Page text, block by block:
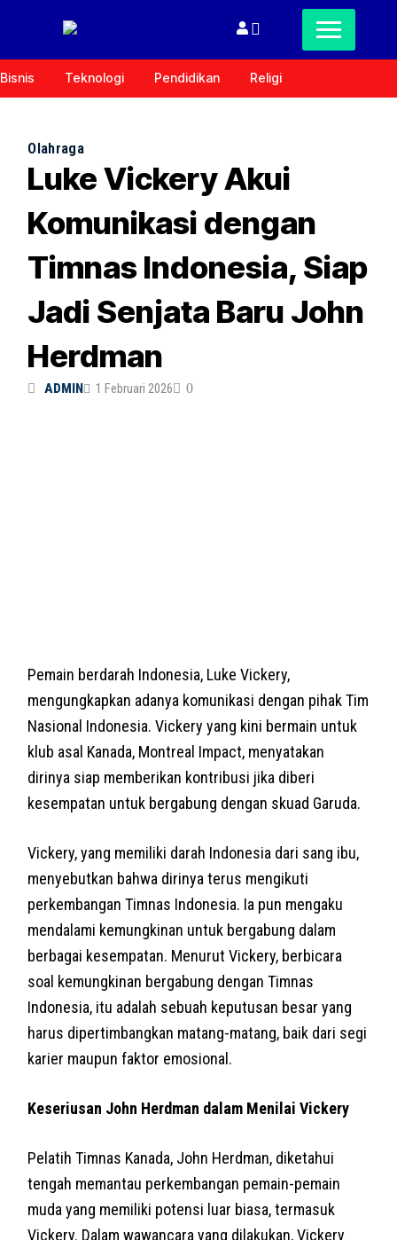
Bisnis Teknologi Pendidikan Religi
Olahraga
Luke Vickery Akui
Komunikasi dengan
Timnas Indonesia, Siap
Jadi Senjata Baru John
Herdman
ADMIN 1 Februari 2026 0
Pemain berdarah Indonesia, Luke Vickery,
mengungkapkan adanya komunikasi dengan pihak Tim
Nasional Indonesia. Vickery yang kini bermain untuk
klub asal Kanada, Montreal Impact, menyatakan
dirinya siap memberikan kontribusi jika diberi
kesempatan untuk bergabung dengan skuad Garuda.
Vickery, yang memiliki darah Indonesia dari sang ibu,
menyebutkan bahwa dirinya terus mengikuti
perkembangan Timnas Indonesia. Ia pun mengaku
mendalami kemungkinan untuk bergabung dalam
berbagai kesempatan. Menurut Vickery, berbicara
soal kemungkinan bergabung dengan Timnas
Indonesia, itu adalah sebuah keputusan besar yang
harus dipertimbangkan matang-matang, baik dari segi
karier maupun faktor emosional.
Keseriusan John Herdman dalam Menilai Vickery
Pelatih Timnas Kanada, John Herdman, diketahui
tengah memantau perkembangan pemain-pemain
muda yang memiliki potensi luar biasa, termasuk
Vickery. Dalam wawancara yang dilakukan, Vickery